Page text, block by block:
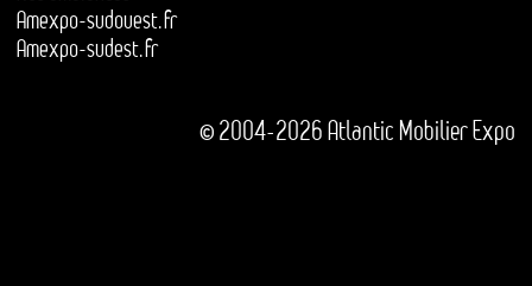
Amexpo-sudouest.fr
Amexpo-sudest.fr
© 2004-2026 Atlantic Mobilier Expo